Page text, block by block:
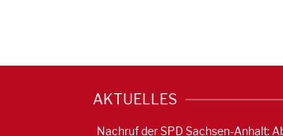
AKTUELLES
Nachruf der SPD Sachsen-Anhalt: